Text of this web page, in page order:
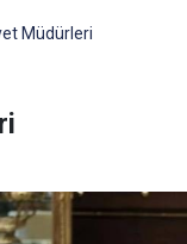
Müdürleri